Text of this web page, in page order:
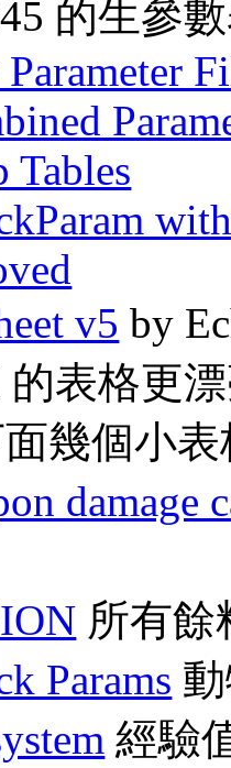
的生參
Tables
v5 by
的表格更
幾個小
damage
所有餘
Params
經驗